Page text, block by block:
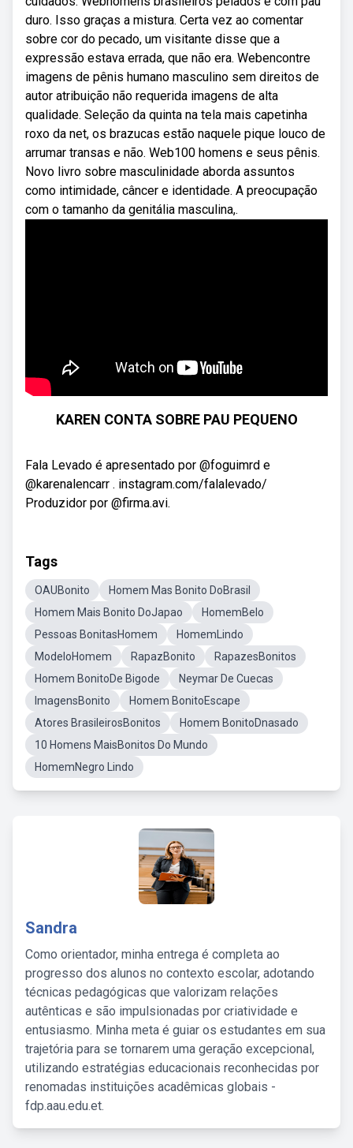
duro. Isso graças a mistura. Certa vez ao comentar
sobre cor do pecado, um visitante disse que a
expressão estava errada, que não era. Webencontre
imagens de pênis humano masculino sem direitos de
autor atribuição não requerida imagens de alta
qualidade. Seleção da quinta na tela mais capetinha
roxo da net, os brazucas estão naquele pique louco de
arrumar transas e não. Web100 homens e seus pênis.
Novo livro sobre masculinidade aborda assuntos
como intimidade, câncer e identidade. A preocupação
com o tamanho da genitália masculina,.
KAREN CONTA SOBRE PAU PEQUENO
Fala Levado é apresentado por @foguimrd e
@karenalencarr . instagram.com/falalevado/
Produzidor por @firma.avi.
Tags
OAUBonito
Homem Mas Bonito DoBrasil
Homem Mais Bonito DoJapao
HomemBelo
Pessoas BonitasHomem
HomemLindo
ModeloHomem
RapazBonito
RapazesBonitos
Homem BonitoDe Bigode
Neymar De Cuecas
ImagensBonito
Homem BonitoEscape
Atores BrasileirosBonitos
Homem BonitoDnasado
10 Homens MaisBonitos Do Mundo
HomemNegro Lindo
Sandra
Como orientador, minha entrega é completa ao
progresso dos alunos no contexto escolar, adotando
técnicas pedagógicas que valorizam relações
autênticas e são impulsionadas por criatividade e
entusiasmo. Minha meta é guiar os estudantes em sua
trajetória para se tornarem uma geração excepcional,
utilizando estratégias educacionais reconhecidas por
renomadas instituições acadêmicas globais -
fdp.aau.edu.et.